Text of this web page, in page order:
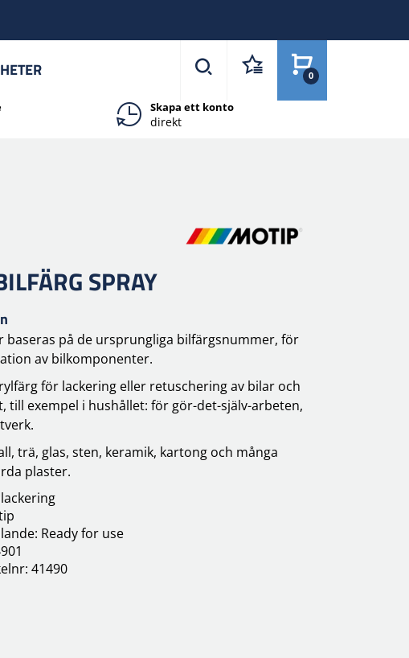
0
Skapa ett konto
direkt
SPRAY
baseras på de ursprungliga bilfärgsnummer, för
av bilkomponenter.
för lackering eller retuschering av bilar och
till exempel i hushållet: för gör-det-själv-arbeten,
trä, glas, sten, keramik, kartong och många
plaster.
Ready for use
41490